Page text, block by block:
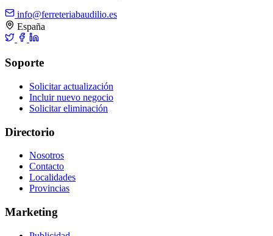
info@ferreteriabaudilio.es
España
Soporte
Solicitar actualización
Incluir nuevo negocio
Solicitar eliminación
Directorio
Nosotros
Contacto
Localidades
Provincias
Marketing